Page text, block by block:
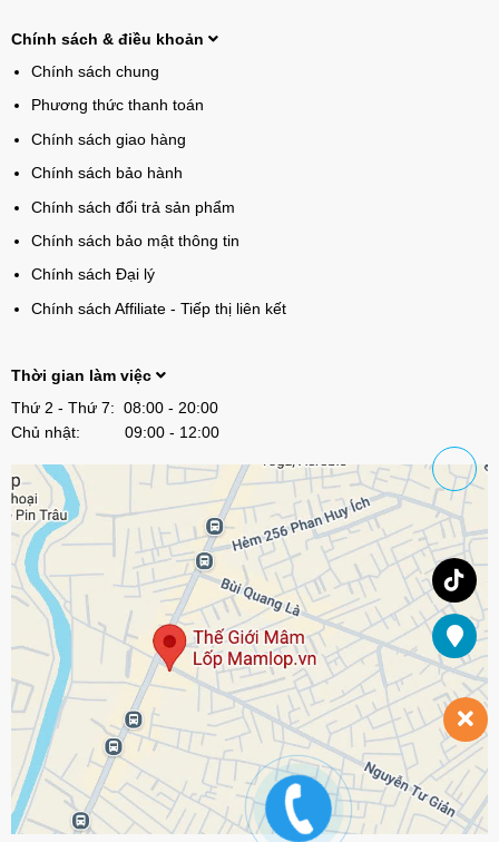
Chính sách & điều khoản
Chính sách chung
Phương thức thanh toán
Chính sách giao hàng
Chính sách bảo hành
Chính sách đổi trả sản phẩm
Chính sách bảo mật thông tin
Chính sách Đại lý
Chính sách Affiliate - Tiếp thị liên kết
Thời gian làm việc
Thứ 2 - Thứ 7: 08:00 - 20:00
Chủ nhật: 09:00 - 12:00